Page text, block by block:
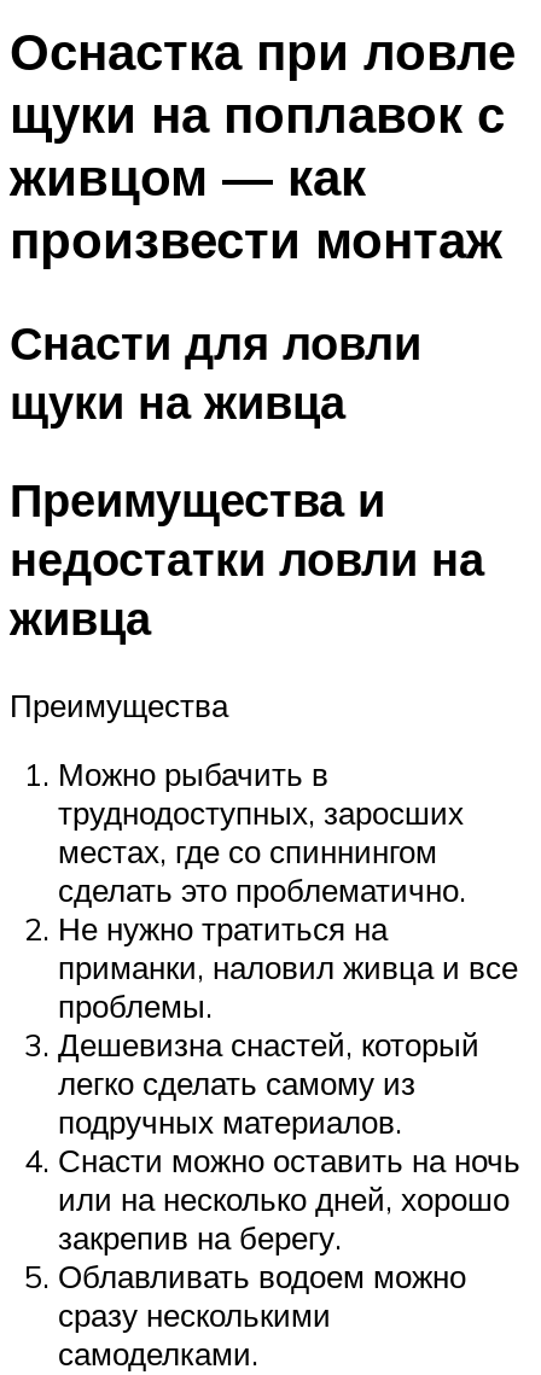
Оснастка при ловле
щуки на поплавок с
живцом — как
произвести монтаж
Снасти для ловли
щуки на живца
Преимущества и
недостатки ловли на
живца
Преимущества
Можно рыбачить в
труднодоступных, заросших
местах, где со спиннингом
сделать это проблематично.
Не нужно тратиться на
приманки, наловил живца и все
проблемы.
Дешевизна снастей, который
легко сделать самому из
подручных материалов.
Снасти можно оставить на ночь
или на несколько дней, хорошо
закрепив на берегу.
Облавливать водоем можно
сразу несколькими
самоделками.